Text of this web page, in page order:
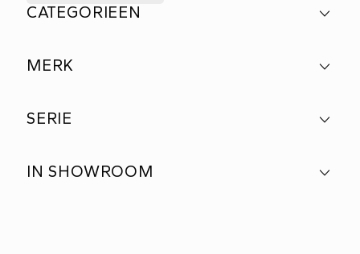
CATEGORIEEN
MERK
SERIE
IN SHOWROOM